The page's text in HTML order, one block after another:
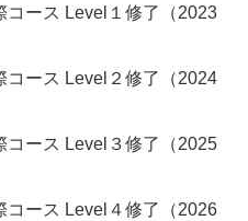
ース Level１修了（2023
ース Level２修了（2024
ース Level３修了（2025
ース Level４修了（2026